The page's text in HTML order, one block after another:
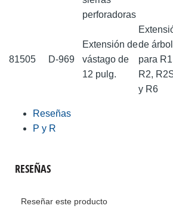
perforadoras
81505 D-969
Extensión de
vástago de
12 pulg.
de árbol
para
R2,
y R6
Reseñas
P y R